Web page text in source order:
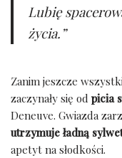
Lubię
życia.”
Zanim jeszcze
zaczynały się od picia
Deneuve. Gwiazda
utrzymuje ładną
apetyt na słodkości.